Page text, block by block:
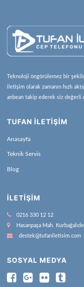
Teknoloji öngörülemez bir
iletişim olarak zamanın hızlı
anbean takip ederek siz değerli
TUFAN İLETİŞİM
Anasayfa
Teknik Servis
Blog
İLETIŞIM
0216 330 12 12
Hasanpaşa Mah.
destek@tufaniletisim.com
SOSYAL MEDYA